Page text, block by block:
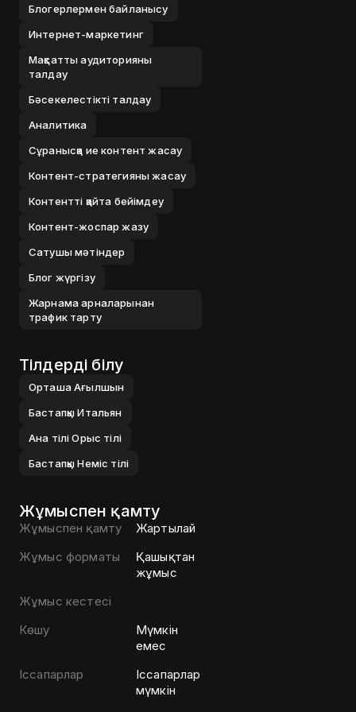
Блогерлермен байланысу
Интернет-маркетинг
Мақсатты аудиторияны
талдау
Бәсекелестікті талдау
Аналитика
Сұранысқа ие контент жасау
Контент-стратегияны жасау
Контентті қайта бейімдеу
Контент-жоспар жазу
Сатушы мәтіндер
Блог жүргізу
Жарнама арналарынан
трафик тарту
Тілдерді білу
ОрташаАғылшын
Бастапқы Итальян
Ана тілі Орыс тілі
Бастапқы Неміс тілі
Жұмыспен қамту
Жұмыспен қамту
Жартылай
Жұмыс форматы
Қашықтан
жұмыс
Жұмыс кестесі
Көшу
Мүмкін
емес
Іссапарлар
Іссапарлар
мүмкін